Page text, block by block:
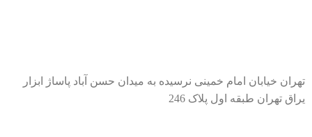
تهران خیابان امام خمینی نرسیده به میدان حسن آباد پاساژ ابزار
یراق تهران طبقه اول پلاک 246